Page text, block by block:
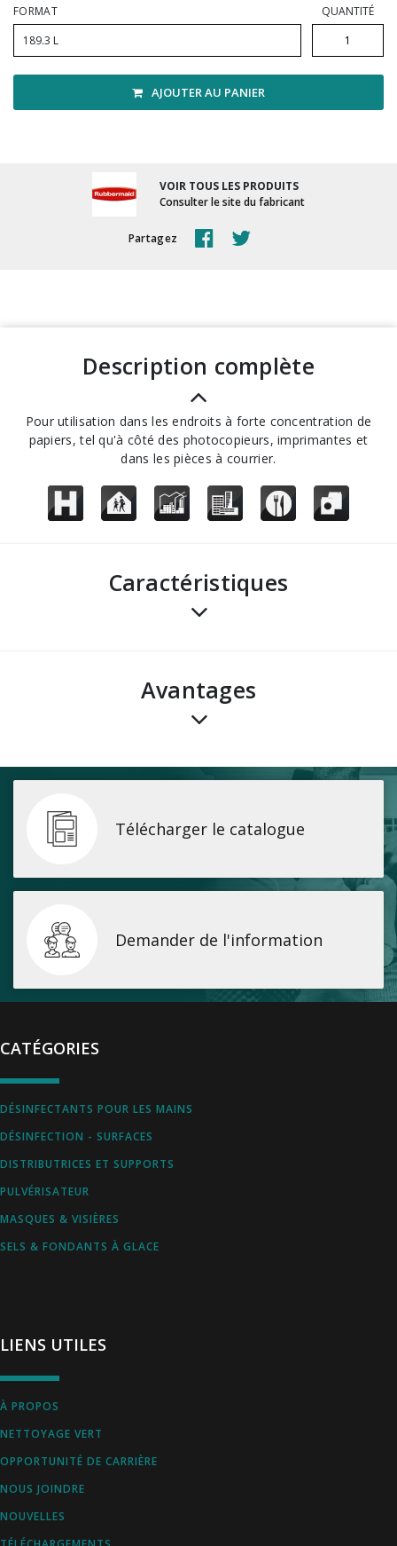
FORMAT
189.3 L
QUANTITÉ
AJOUTER AU PANIER
VOIR TOUS LES PRODUITS
Consulter le site du fabricant
Partagez
description complète
Pour utilisation dans les endroits à forte concentration de
papiers, tel qu'à côté des photocopieurs, imprimantes et
dans les pièces à courrier.
Caractéristiques
avantages
Télécharger le catalogue
Demander de l'information
CATÉGORIES
DÉSINFECTANTS POUR LES MAINS
DÉSINFECTION - SURFACES
DISTRIBUTRICES ET SUPPORTS
PULVÉRISATEUR
MASQUES & VISIÈRES
SELS & FONDANTS À GLACE
LIENS UTILES
À PROPOS
NETTOYAGE VERT
OPPORTUNITÉ DE CARRIÈRE
NOUS JOINDRE
NOUVELLES